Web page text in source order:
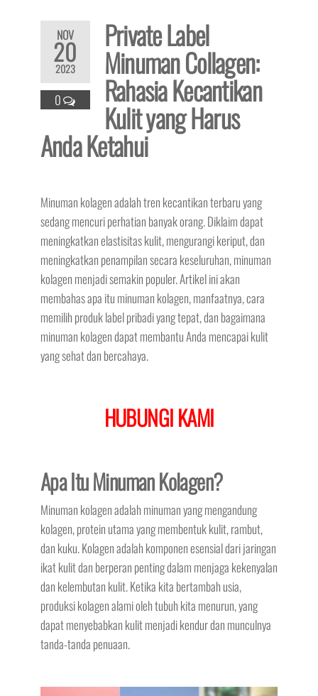
NOV
20
2023
0
Private Label
Minuman Collagen:
Rahasia Kecantikan
Kulit yang Harus
Anda Ketahui
Minuman kolagen adalah tren kecantikan terbaru yang
sedang mencuri perhatian banyak orang. Diklaim dapat
meningkatkan elastisitas kulit, mengurangi keriput, dan
meningkatkan penampilan secara keseluruhan, minuman
kolagen menjadi semakin populer. Artikel ini akan
membahas apa itu minuman kolagen, manfaatnya, cara
memilih produk label pribadi yang tepat, dan bagaimana
minuman kolagen dapat membantu Anda mencapai kulit
yang sehat dan bercahaya.
HUBUNGI KAMI
Apa Itu Minuman Kolagen?
Minuman kolagen adalah minuman yang mengandung
kolagen, protein utama yang membentuk kulit, rambut,
dan kuku. Kolagen adalah komponen esensial dari jaringan
ikat kulit dan berperan penting dalam menjaga kekenyalan
dan kelembutan kulit. Ketika kita bertambah usia,
produksi kolagen alami oleh tubuh kita menurun, yang
dapat menyebabkan kulit menjadi kendur dan munculnya
tanda-tanda penuaan.